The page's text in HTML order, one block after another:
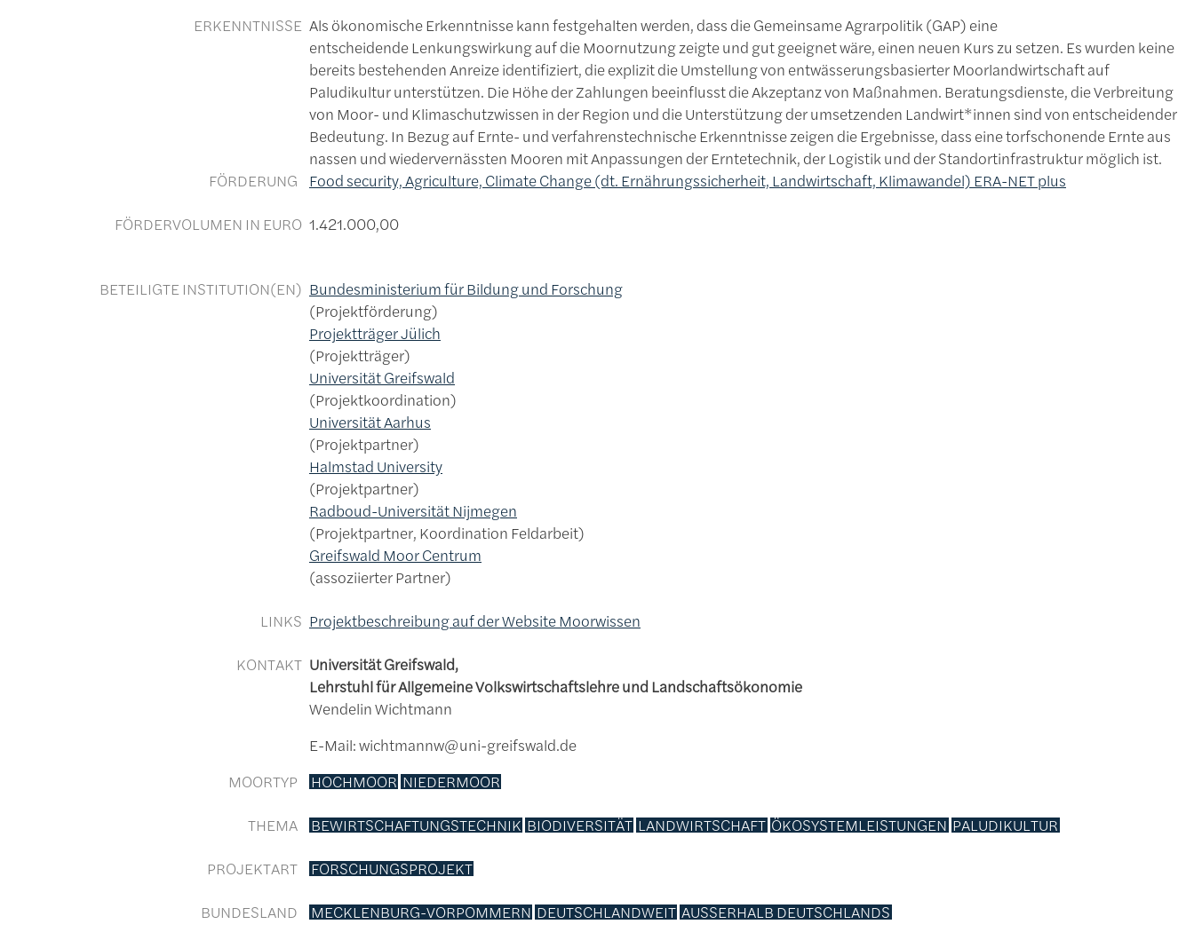
ERKENNTNISSE Als ökonomische Erkenntnisse kann festgehalten werden, dass die Gemeinsame Agrarpolitik (GAP) eine
entscheidende Lenkungswirkung auf die Moornutzung zeigte und gut geeignet wäre, einen neuen Kurs zu setzen. Es wurden keine
bereits bestehenden Anreize identifiziert, die explizit die Umstellung von entwässerungsbasierter Moorlandwirtschaft auf
Paludikultur unterstützen. Die Höhe der Zahlungen beeinflusst die Akzeptanz von Maßnahmen. Beratungsdienste, die Verbreitung
von Moor- und Klimaschutzwissen in der Region und die Unterstützung der umsetzenden Landwirt*innen sind von entscheidender
Bedeutung. In Bezug auf Ernte- und verfahrenstechnische Erkenntnisse zeigen die Ergebnisse, dass eine torfschonende Ernte aus
nassen und wiedervernässten Mooren mit Anpassungen der Erntetechnik, der Logistik und der Standortinfrastruktur möglich ist.
FÖRDERUNG
Food security, Agriculture, Climate Change (dt. Ernährungssicherheit, Landwirtschaft, Klimawandel) ERA-NET plus
FÖRDERVOLUMEN IN EURO 1.421.000,00
BETEILIGTE INSTITUTION(EN) Bundesministerium für Bildung und Forschung
Projektförderung
Projektträger Jülich
Projektträger
Universität Greifswald
Projektkoordination
Universität Aarhus
Projektpartner
Halmstad University
Projektpartner
Radboud-Universität Nijmegen
Projektpartner, Koordination Feldarbeit
Greifswald Moor Centrum
assoziierter Partner
LINKS Projektbeschreibung auf der Website Moorwissen
KONTAKT Universität Greifswald,
Lehrstuhl für Allgemeine Volkswirtschaftslehre und Landschaftsökonomie
Wendelin Wichtmann
E-Mail: wichtmannw@uni-greifswald.de
MOORTYP
HOCHMOOR NIEDERMOOR
THEMA BEWIRTSCHAFTUNGSTECHNIK BIODIVERSITÄT LANDWIRTSCHAFT ÖKOSYSTEMLEISTUNGEN PALUDIKULTUR
PROJEKTART FORSCHUNGSPROJEKT
BUNDESLAND MECKLENBURG-VORPOMMERN DEUTSCHLANDWEIT AUSSERHALB DEUTSCHLANDS